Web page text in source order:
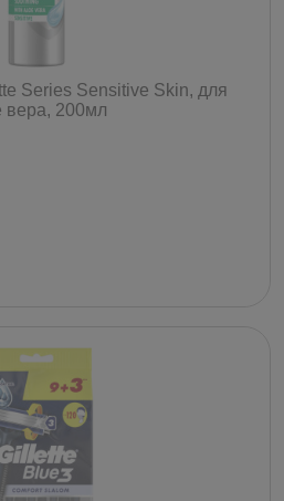
Series Sensitive Skin, для
вера, 200мл